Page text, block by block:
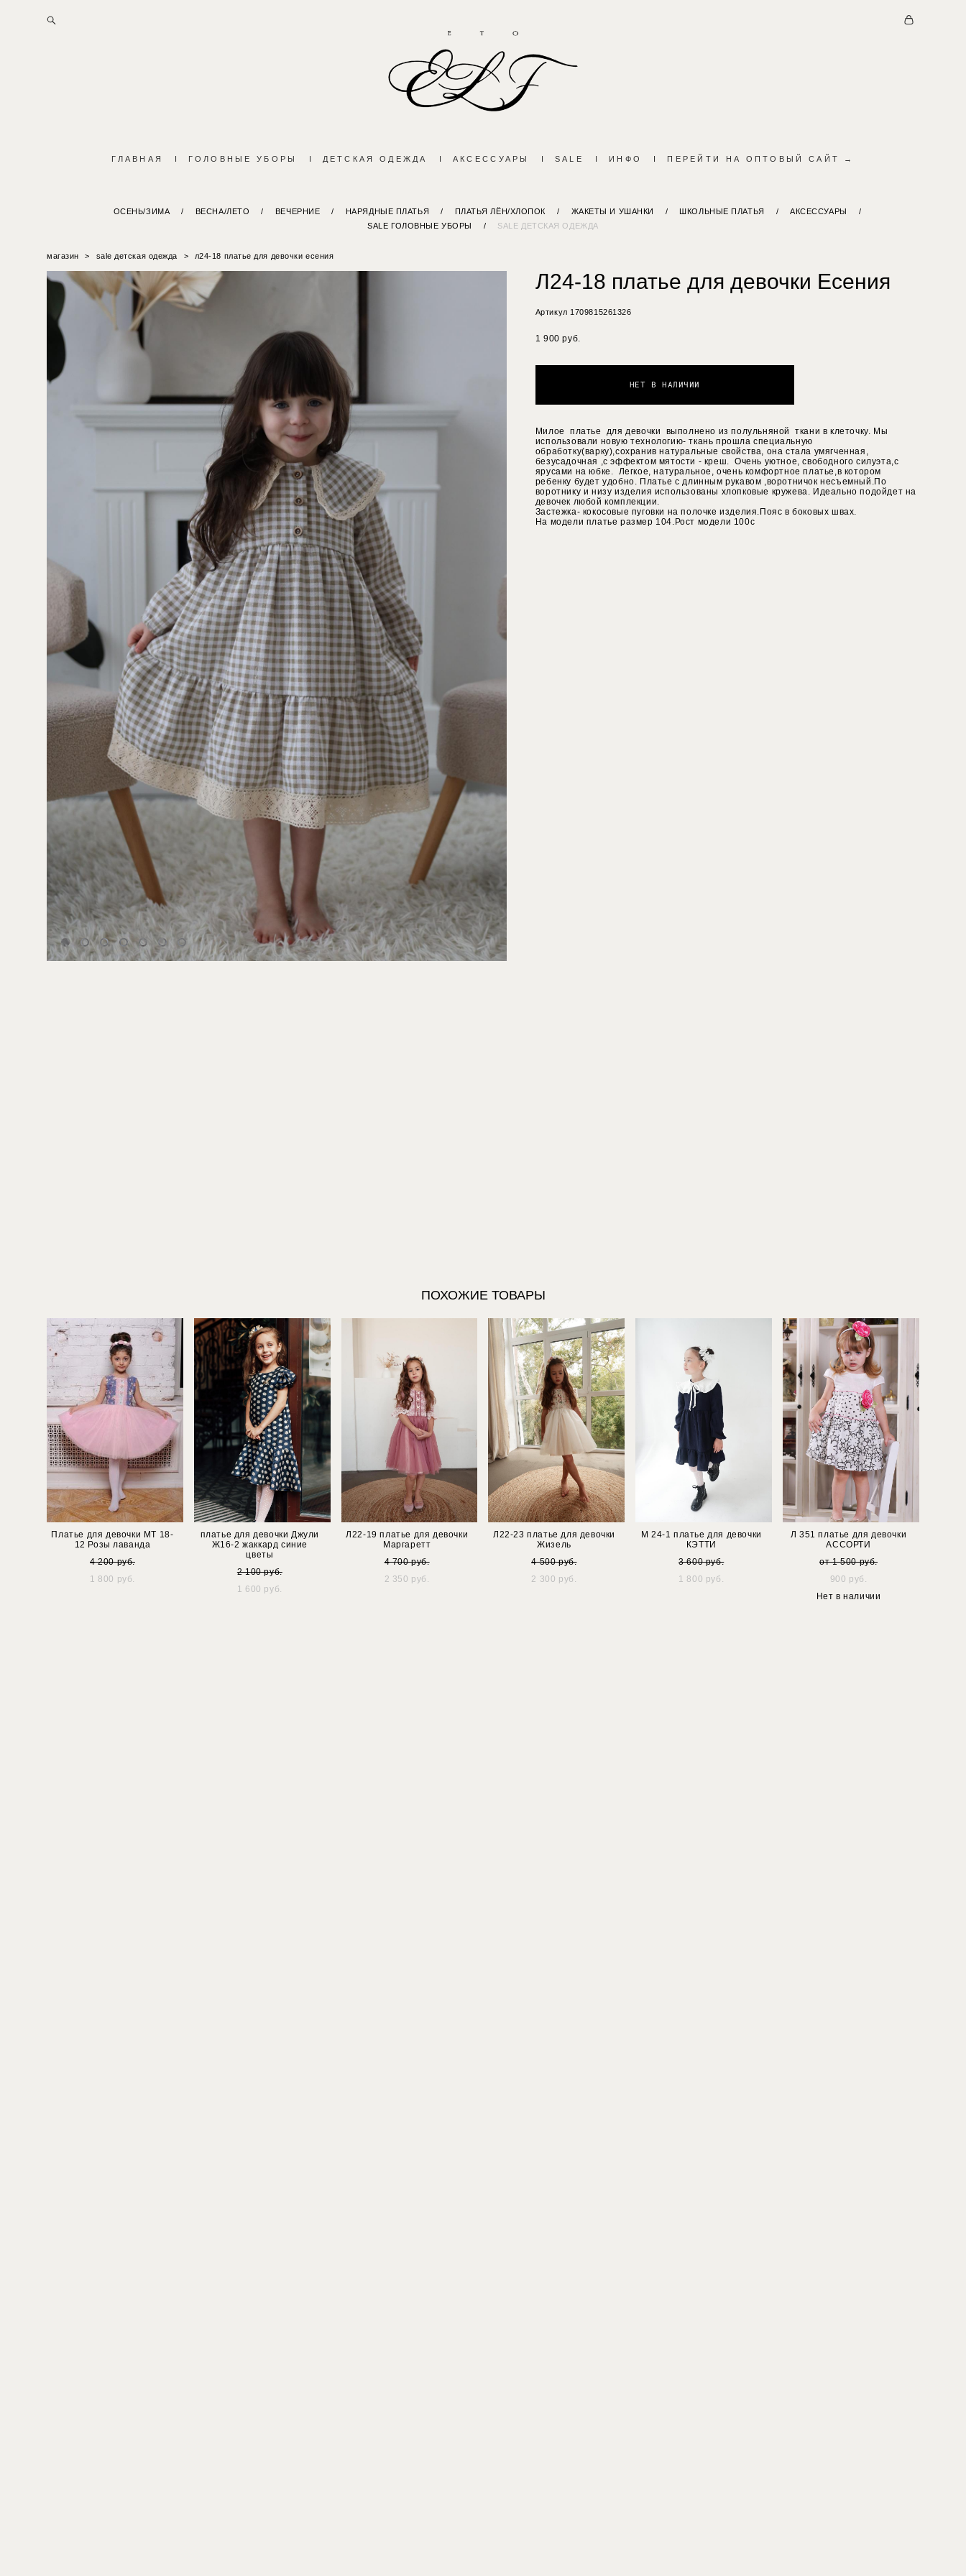
ГЛАВНАЯ I ГОЛОВНЫЕ УБОРЫ I ДЕТСКАЯ ОДЕЖДА I АКСЕССУАРЫ I SALE I ИНФО I ПЕРЕЙТИ НА ОПТОВЫЙ САЙТ →
ОСЕНЬ/ЗИМА / ВЕСНА/ЛЕТО / ВЕЧЕРНИЕ / НАРЯДНЫЕ ПЛАТЬЯ / ПЛАТЬЯ ЛЁН/ХЛОПОК / ЖАКЕТЫ И УШАНКИ / ШКОЛЬНЫЕ ПЛАТЬЯ / АКСЕССУАРЫ
/
SALE ГОЛОВНЫЕ УБОРЫ
/ SALE ДЕТСКАЯ ОДЕЖДА
магазин > sale детская одежда > л24-18 платье для девочки есения
Л24-18 платье для девочки Есения
Артикул 1709815261326
1 900 pуб.
НЕТ В НАЛИЧИИ
Милое платье для девочки выполнено из полульняной ткани в клеточку. Мы
использовали новую технологию- ткань прошла специальную
обработку(варку),сохранив натуральные свойства, она стала умягченная,
безусадочная ,с эффектом мятости - креш. Очень уютное, свободного силуэта,с
ярусами на юбке. Легкое, натуральное, очень комфортное платье,в котором
ребенку будет удобно. Платье с длинным рукавом ,воротничок несъемный.По
воротнику и низу изделия использованы хлопковые кружева. Идеально подойдет на
девочек любой комплекции.
Застежка- кокосовые пуговки на полочке изделия.Пояс в боковых швах.
На модели платье размер 104.Рост модели 100с
ПОХОЖИЕ ТОВАРЫ
Платье для девочки МТ 18-
12 Розы лаванда
4 200 pуб.
1 800 pуб.
платье для девочки Джули
Ж16-2 жаккард синие
цветы
2 100 pуб.
1 600 pуб.
Л22-19 платье для девочки
Маргаретт
4 700 pуб.
2 350 pуб.
Л22-23 платье для девочки
Жизель
4 500 pуб.
2 300 pуб.
М 24-1 платье для девочки
КЭТТИ
3 600 pуб.
1 800 pуб.
Л 351 платье для девочки
АССОРТИ
от 1 500 pуб.
900 pуб.
Нет в наличии